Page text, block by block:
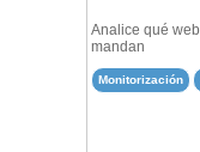
Analice qué
mandan
Monitorización